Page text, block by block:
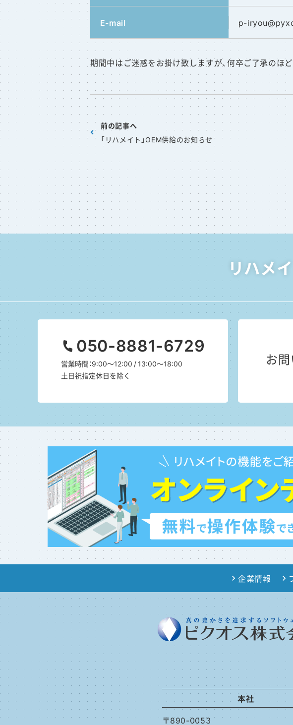
E-mail p-iryou
期間中はご迷惑をお掛け致しますが、何卒ご了承のほ
前の記事へ
「リハメイト」OEM供給のお知らせ
リハメ
050-8881-6729
営業時間：9:00～12:00 / 13:00～18:00
土日祝指定休日を除く
お
企業情報
本社
〒890-0053